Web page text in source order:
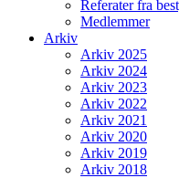
Referater fra
Medlemmer
Arkiv
Arkiv 2025
Arkiv 2024
Arkiv 2023
Arkiv 2022
Arkiv 2021
Arkiv 2020
Arkiv 2019
Arkiv 2018